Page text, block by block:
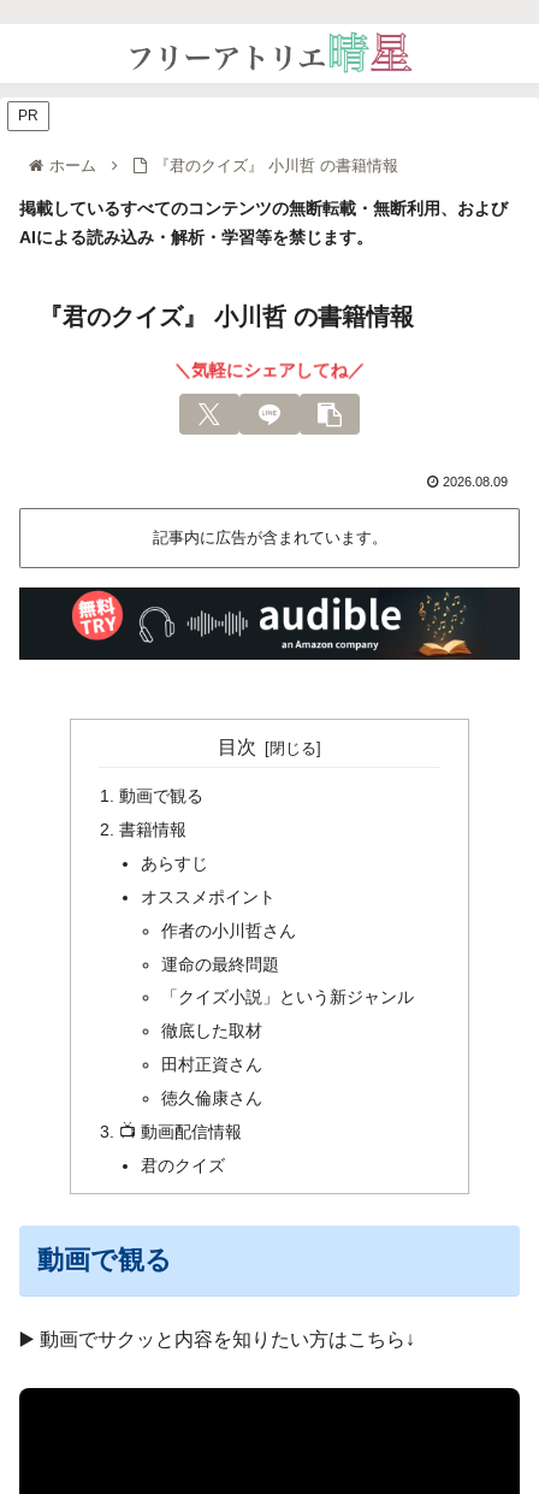
ホーム 『君のクイズ』 小川哲 の書籍情報
掲載しているすべてのコンテンツの無断転載・無断利用、および
AIによる読み込み・解析・学習等を禁じます。
『君のクイズ』 小川哲 の書籍情報
＼気軽にシェアしてね／
2026.08.09
記事内に広告が含まれています。
PR
目次
動画で観る
書籍情報
あらすじ
オススメポイント
作者の小川哲さん
運命の最終問題
「クイズ小説」という新ジャンル
徹底した取材
田村正資さん
徳久倫康さん
📺 動画配信情報
君のクイズ
動画で観る
▶️ 動画でサクッと内容を知りたい方はこちら↓